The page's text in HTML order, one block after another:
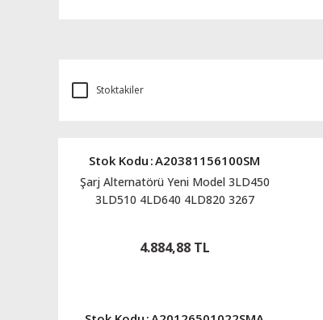
Stoktakiler
Stok Kodu :A20381156100SM
Şarj Alternatörü Yeni Model 3LD450
3LD510 4LD640 4LD820 3267
4.884,88 TL